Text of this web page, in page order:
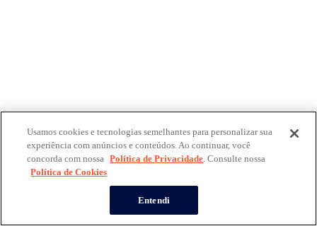
Usamos cookies e tecnologias semelhantes para personalizar sua
experiência com anúncios e conteúdos. Ao continuar, você
concorda com nossa Política de Privacidade. Consulte nossa
Política de Cookies
Entendi